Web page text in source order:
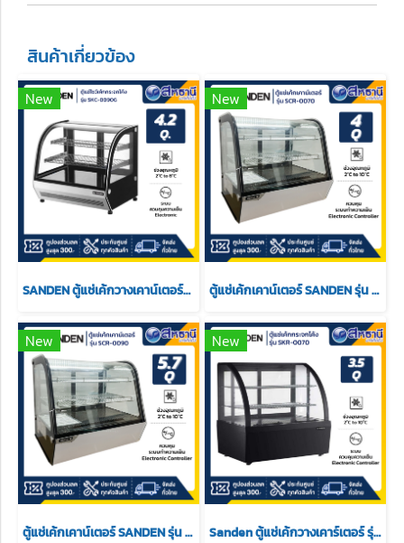
สินค้าเกี่ยวข้อง
New
SANDEN ตู้แช่เค้กวางเคาน์เตอร์กระจกโค้ง รุ่น SKC-0090G ความจุ 4.2 Q.
New
ตู้แช่เค้กเคาน์เตอร์ SANDEN รุ่น scr-0070 ขนาด 4 Q
New
ตู้แช่เค้กเคาน์เตอร์ SANDEN รุ่น SCR-0090 ขนาด 5.7 Q
New
Sanden ตู้แช่เค้กวางเคาร์เตอร์ รุ่น SKR-0070 ขนาด 3.5Q สีดำ 2 ชั้นวาง